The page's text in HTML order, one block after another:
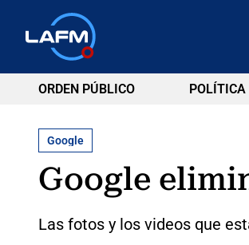
ORDEN PÚBLICO POLÍTICA
Google
Google
Las fotos y los videos que